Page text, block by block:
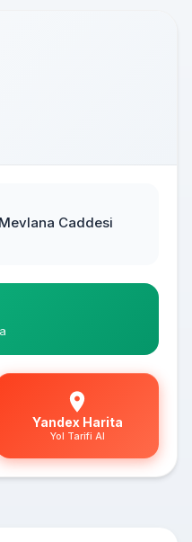
Caddesi
Yandex Harita
Yol Tarifi Al